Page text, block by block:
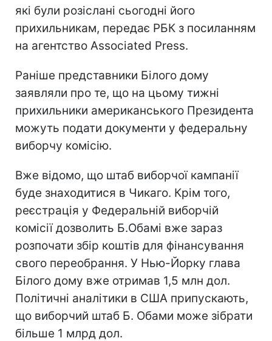
які були розіслані сьогодні його
прихильникам, передає РБК з посиланням
на агентство Associated Press.
Раніше представники Білого дому
заявляли про те, що на цьому тижні
прихильники американського Президента
можуть подати документи у федеральну
виборчу комісію.
Вже відомо, що штаб виборчої кампанії
буде знаходитися в Чикаго. Крім того,
реєстрація у Федеральній виборчій
комісії дозволить Б.Обамі вже зараз
розпочати збір коштів для фінансування
свого переобрання. У Нью-Йорку глава
Білого дому вже отримав 1,5 млн дол.
Політичні аналітики в США припускають,
що виборчий штаб Б. Обами може зібрати
більше 1 млрд дол.